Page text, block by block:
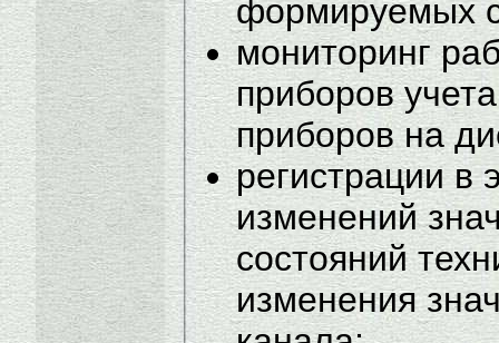
формируемых
мониторинг
приборов
приборов на
регистрации в
изменений
состояний
изменения